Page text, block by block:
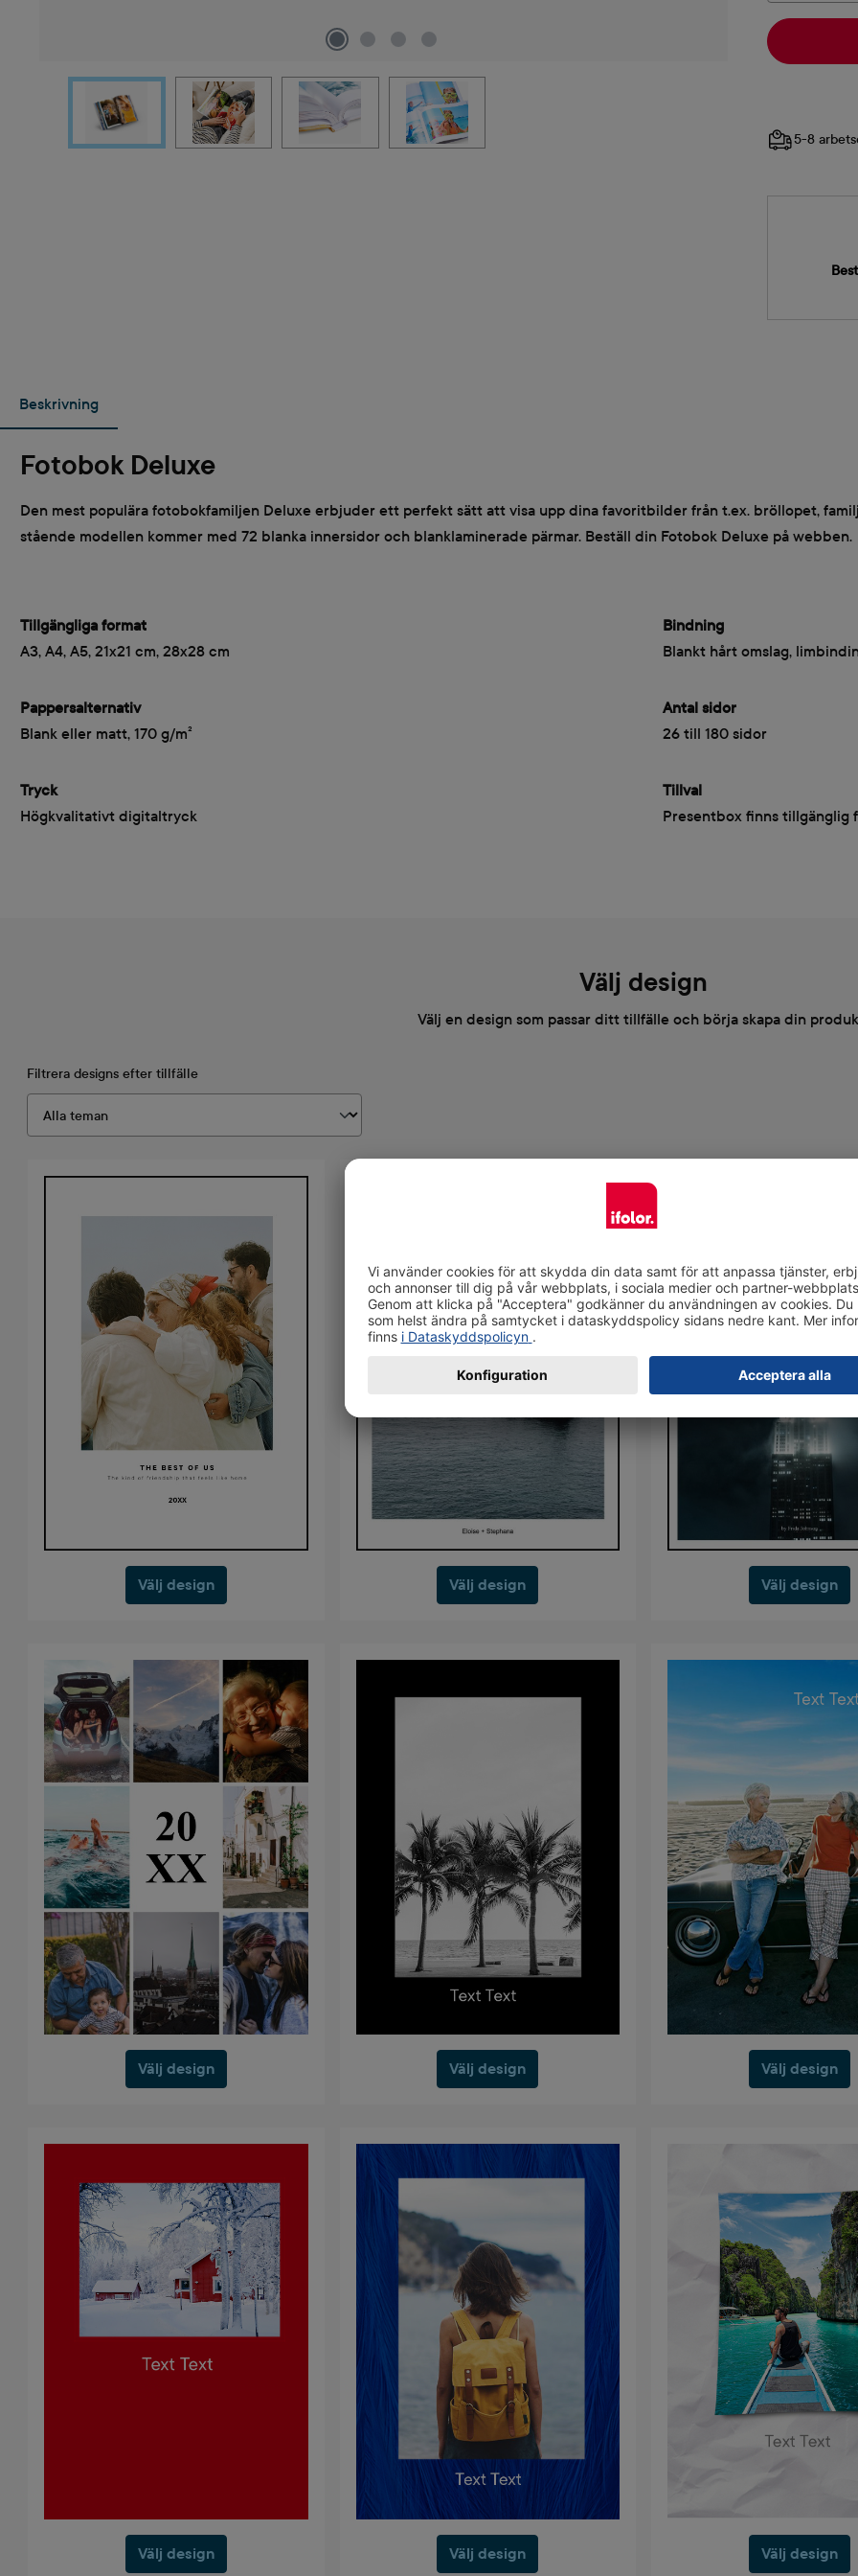
5-8
Beskrivning
Fotobok Deluxe
Den mest populära fotobokfamiljen Deluxe erbjuder ett perfekt sätt att visa upp dina favoritbilder från t.ex. bröllopet,
stående modellen kommer med 72 blanka innersidor och blanklaminerade pärmar. Beställ din Fotobok Deluxe på webben.
Tillgängliga format
A3, A4, A5, 21x21 cm, 28x28 cm
Pappersalternativ
Blank eller matt, 170 g/m²
Tryck
Högkvalitativt digitaltryck
Bindning
Blankt hårt omslag,
Antal sidor
26 till 180 sidor
Tillval
Presentbox finns tillgänglig
Välj design
Välj en design som passar ditt tillfälle och börja skapa din
Filtrera designs efter tillfälle
Välj design Välj design Välj design
Välj design Välj design Välj design
Välj design Välj design Välj design